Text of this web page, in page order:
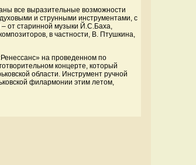
все выразительные возможности
и струнными инструментами, с
от старинной музыки Й.С.Баха,
в частности, В. Птушкина,
на проведенном по
концерте, который
области. Инструмент ручной
филармонии этим летом,